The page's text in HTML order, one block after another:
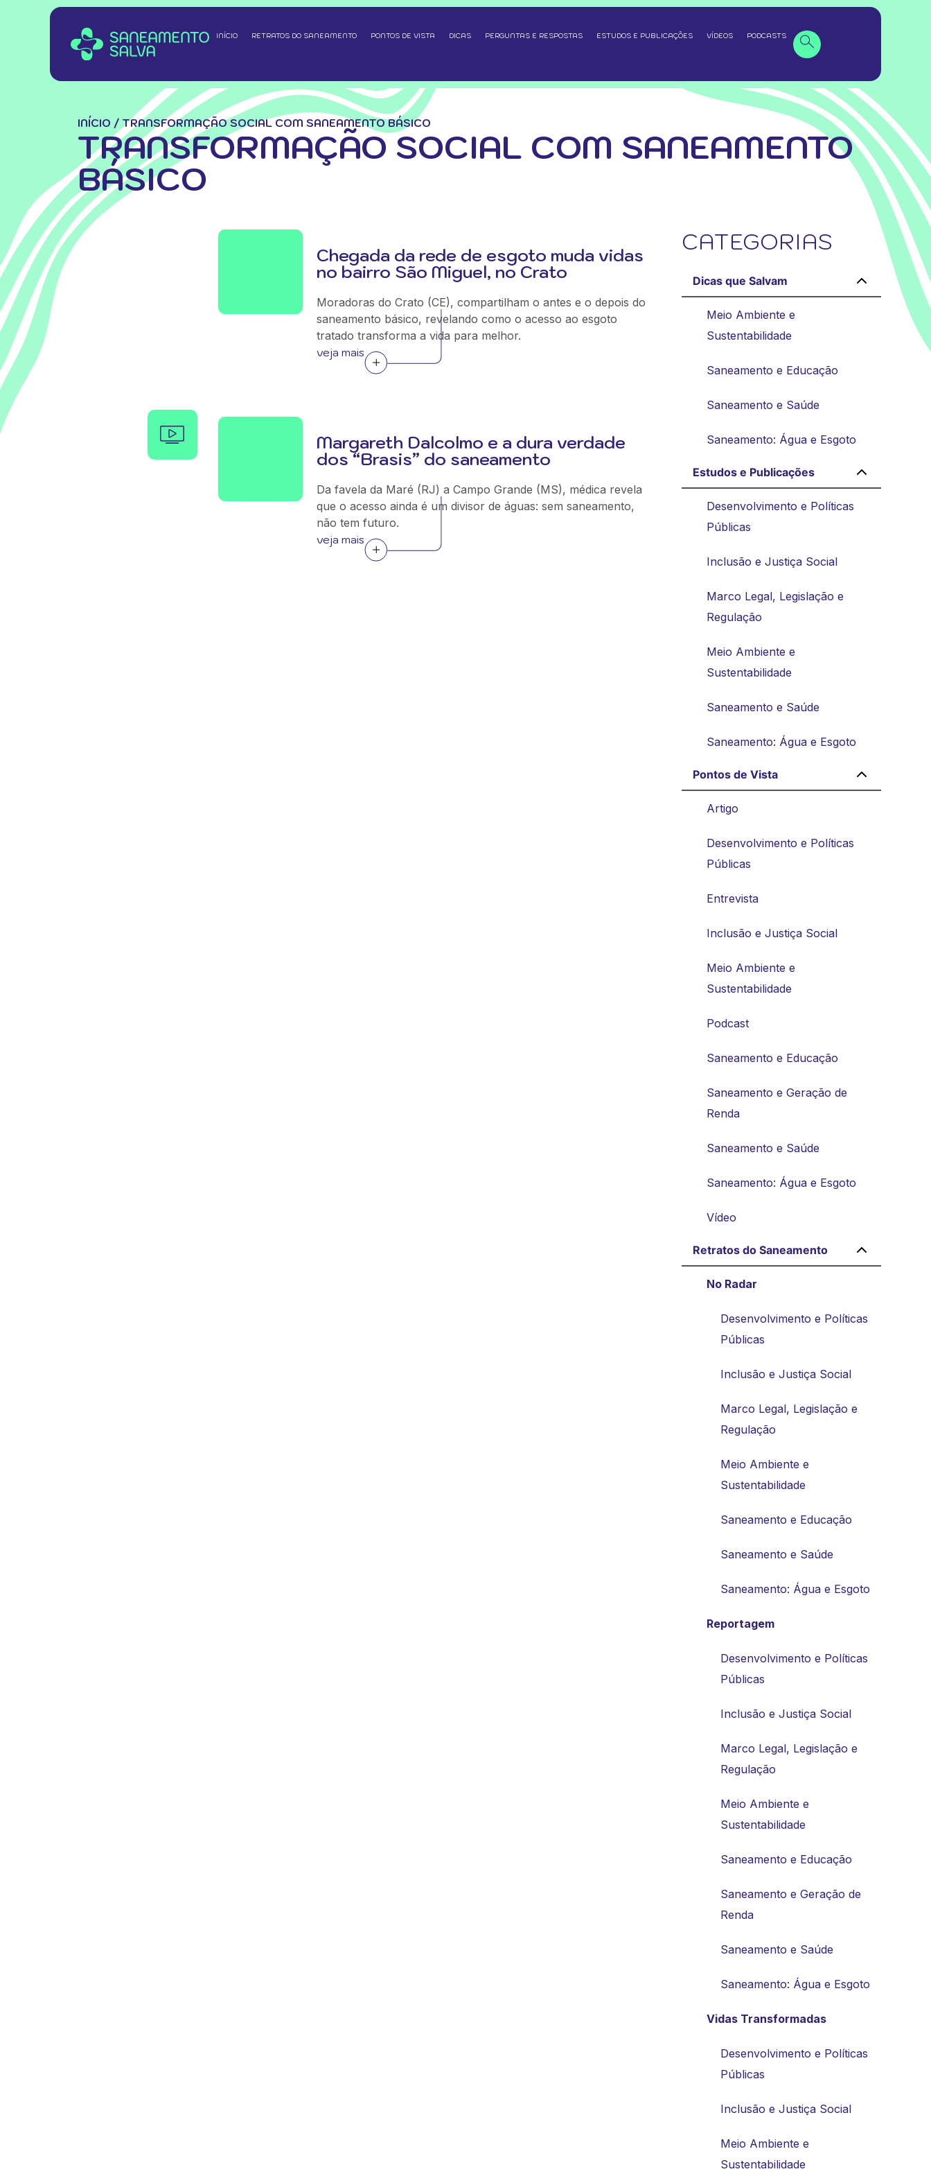
INÍCIO RETRATOS DO SANEAMENTO PONTOS DE VISTA DICAS PERGUNTAS E RESPOSTAS ESTUDOS E PUBLICAÇÕES VÍDEOS PODCASTS
INÍCIO / TRANSFORMAÇÃO SOCIAL COM SANEAMENTO BÁSICO
TRANSFORMAÇÃO SOCIAL COM SANEAMENTO
BÁSICO
Chegada da rede de esgoto muda vidas
no bairro São Miguel, no Crato
Moradoras do Crato (CE), compartilham o antes e o depois do
saneamento básico, revelando como o acesso ao esgoto
tratado transforma a vida para melhor.
veja mais
Margareth Dalcolmo e a dura verdade
dos “Brasis” do saneamento
Da favela da Maré (RJ) a Campo Grande (MS), médica revela
que o acesso ainda é um divisor de águas: sem saneamento,
não tem futuro.
veja mais
CATEGORIAS
Dicas que Salvam
Meio Ambiente e
Sustentabilidade
Saneamento e Educação
Saneamento e Saúde
Saneamento: Água e Esgoto
Estudos e Publicações
Desenvolvimento e Políticas
Públicas
Inclusão e Justiça Social
Marco Legal, Legislação e
Regulação
Meio Ambiente e
Sustentabilidade
Saneamento e Saúde
Saneamento: Água e Esgoto
Pontos de Vista
Artigo
Desenvolvimento e Políticas
Públicas
Entrevista
Inclusão e Justiça Social
Meio Ambiente e
Sustentabilidade
Podcast
Saneamento e Educação
Saneamento e Geração de
Renda
Saneamento e Saúde
Saneamento: Água e Esgoto
Vídeo
Retratos do Saneamento
No Radar
Desenvolvimento e Políticas
Públicas
Inclusão e Justiça Social
Marco Legal, Legislação e
Regulação
Meio Ambiente e
Sustentabilidade
Saneamento e Educação
Saneamento e Saúde
Saneamento: Água e Esgoto
Reportagem
Desenvolvimento e Políticas
Públicas
Inclusão e Justiça Social
Marco Legal, Legislação e
Regulação
Meio Ambiente e
Sustentabilidade
Saneamento e Educação
Saneamento e Geração de
Renda
Saneamento e Saúde
Saneamento: Água e Esgoto
Vidas Transformadas
Desenvolvimento e Políticas
Públicas
Inclusão e Justiça Social
Meio Ambiente e
Sustentabilidade